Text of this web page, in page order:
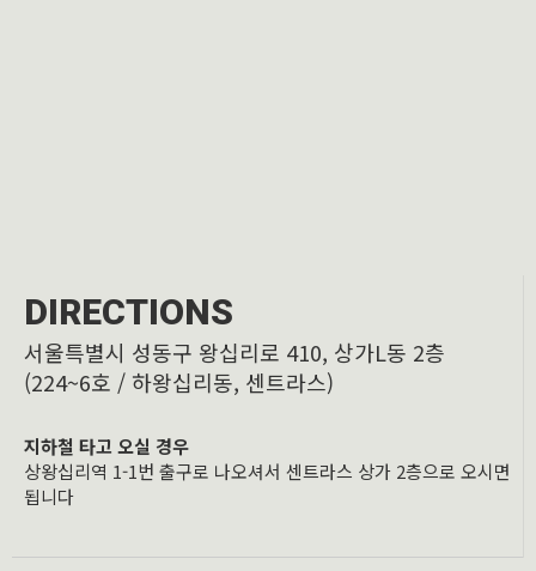
DIRECTIONS
서울특별시 성동구 왕십리로 410, 상가L동 2층
(224~6호 / 하왕십리동, 센트라스)
지하철 타고 오실 경우
상왕십리역 1-1번 출구로 나오셔서 센트라스 상가 2층으로 오시면
됩니다